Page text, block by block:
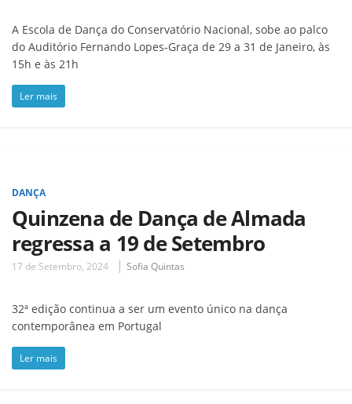
A Escola de Dança do Conservatório Nacional, sobe ao palco
do Auditório Fernando Lopes-Graça de 29 a 31 de Janeiro, às
15h e às 21h
Ler mais
DANÇA
Quinzena de Dança de Almada
regressa a 19 de Setembro
17 de Setembro, 2024 Sofia Quintas
32ª edição continua a ser um evento único na dança
contemporânea em Portugal
Ler mais